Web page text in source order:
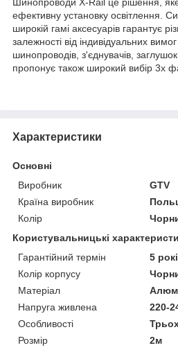
ефективну установку освітлення.
широкій гамі аксесуарів гарантує
залежності від індивідуальних
шинопроводів, з'єднувачів,
пропонує також широкий вибір 3х
Характеристики
Основні
Виробник
GTV
Країна виробник
Колір
Користувальницькі
Гарантійний термін
5
Колір корпусу
Матеріал
Напруга живлена
220-
Особливості
Розмір
2м